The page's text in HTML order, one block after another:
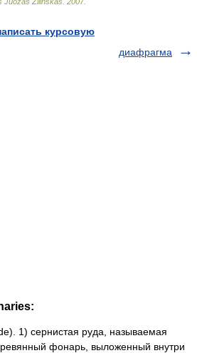
курсовую
диафрагма
1) сернистая руда, называемая
фонарь, выложенный внутри